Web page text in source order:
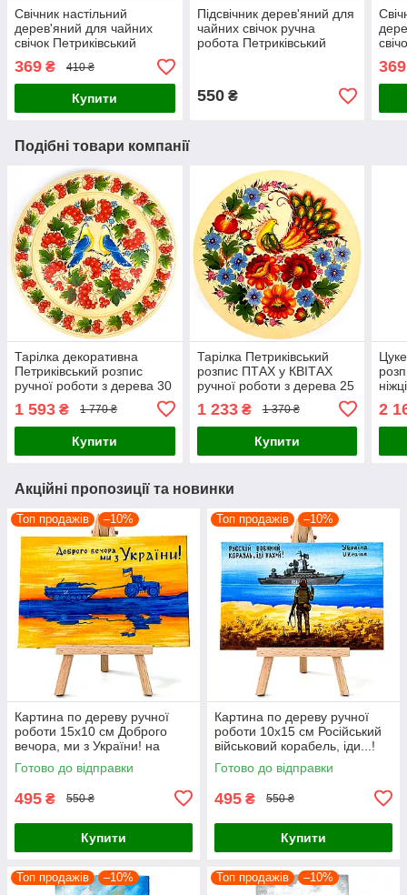
Свічник настільний
дерев'яний для чайних
свічок Петриківський
розпис 5см ЖОВТІ КВІТИ
Український сувенір
369 ₴ 410 ₴
Купити
Підсвічник дерев'яний для
чайних свічок ручна
робота Петриківський
550₴
369
Подібні товари компанії
Тарілка декоративна
Петриківський розпис
ручної роботи з дерева 30
Український сувенір
1 593 ₴ 1 770 ₴
Купити
Тарілка Петриківський
розпис ПТАХ у КВІТАХ
ручної роботи з дерева 25
1 233₴ 1 370 ₴
Купити
2
Акційні пропозиції та новинки
Топ продажів –10%
Картина по дереву ручної
роботи 15х10 см Доброго
вечора, ми з України! на
підставці Український сувенір
Готово до відправки
495 ₴ 550 ₴
Купити
Топ продажів –10%
Картина по дереву ручної
роботи 10х15 см Російський
військовий корабель, іди...!
на підставці Український
сувенір
Готово до відправки
495 ₴ 550 ₴
Купити
Топ продажів –10% Топ продажів –10%